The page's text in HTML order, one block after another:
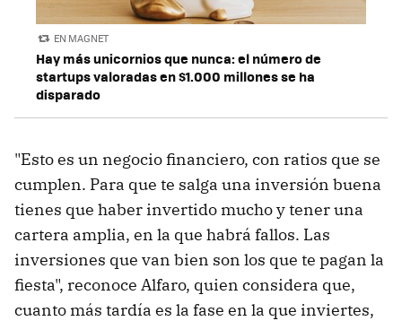
EN MAGNET
Hay más unicornios que nunca: el número de
startups valoradas en $1.000 millones se ha
disparado
"Esto es un negocio financiero, con ratios que se
cumplen. Para que te salga una inversión buena
tienes que haber invertido mucho y tener una
cartera amplia, en la que habrá fallos. Las
inversiones que van bien son los que te pagan la
fiesta", reconoce Alfaro, quien considera que,
cuanto más tardía es la fase en la que inviertes,